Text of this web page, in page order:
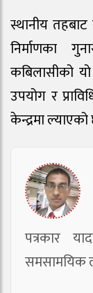
स्थानीय
निर्माणका
कबिलासीको
उपयोग र
केन्द्रमा ल्याएको
पत्रकार
समसामयिक